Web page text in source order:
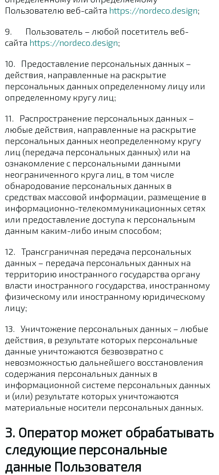
Пользователю веб-сайта https://nordeco.design;
9. Пользователь – любой посетитель веб-
сайта https://nordeco.design;
10. Предоставление персональных данных –
действия, направленные на раскрытие
персональных данных определенному лицу или
определенному кругу лиц;
11. Распространение персональных данных –
любые действия, направленные на раскрытие
персональных данных неопределенному кругу
лиц (передача персональных данных) или на
ознакомление с персональными данными
неограниченного круга лиц, в том числе
обнародование персональных данных в
средствах массовой информации, размещение в
информационно-телекоммуникационных сетях
или предоставление доступа к персональным
данным каким-либо иным способом;
12. Трансграничная передача персональных
данных – передача персональных данных на
территорию иностранного государства органу
власти иностранного государства, иностранному
физическому или иностранному юридическому
лицу;
13. Уничтожение персональных данных – любые
действия, в результате которых персональные
данные уничтожаются безвозвратно с
невозможностью дальнейшего восстановления
содержания персональных данных в
информационной системе персональных данных
и (или) результате которых уничтожаются
материальные носители персональных данных.
3. Оператор может обрабатывать
следующие персональные
данные Пользователя